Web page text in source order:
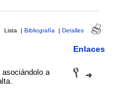
Lista | Bibliografía | Detalles
Enlaces
a